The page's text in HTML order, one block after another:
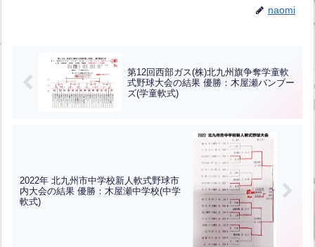
naomi
第12回西部ガス(株)北九州旗争奪学童軟
式野球大会の結果 優勝：木屋瀬バンブー
ズ(学童軟式)
2022年 北九州市中学校新人軟式野球市
内大会の結果 優勝：木屋瀬中学校(中学
軟式)